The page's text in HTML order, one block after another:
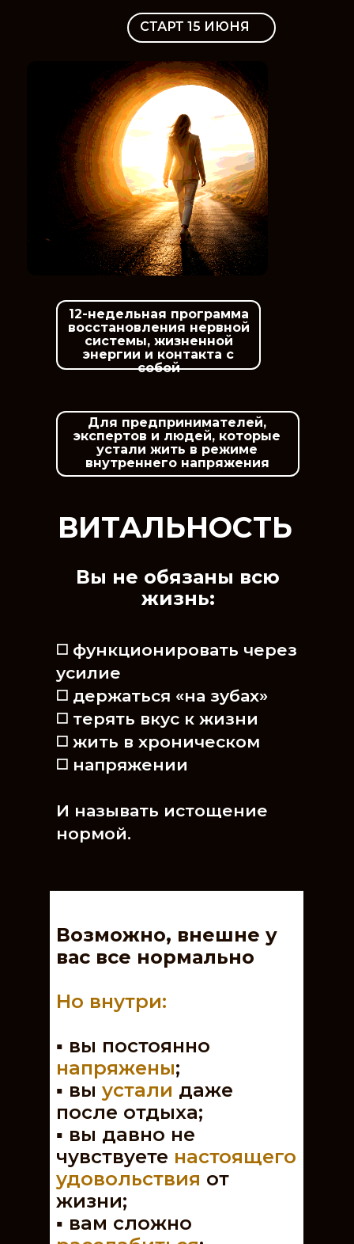
Возможно, внешне у
вас все нормально
Но внутри:
▪️ вы постоянно
напряжены;
▪️ вы устали даже
после отдыха;
▪️ вы давно не
чувствуете настоящего
удовольствия от
жизни;
▪️ вам сложно
12-недельная программа
восстановления нервной
системы, жизненной
энергии и контакта с
собой
ВИТАЛЬНОСТЬ
СТАРТ 15 ИЮНЯ
◻️ функционировать через
усилие
◻️ держаться «на зубах»
◻️ терять вкус к жизни
◻️ жить в хроническом
◻️ напряжении
И называть истощение
нормой.
Вы не обязаны всю
жизнь:
Для предпринимателей,
экспертов и людей, которые
устали жить в режиме
внутреннего напряжения